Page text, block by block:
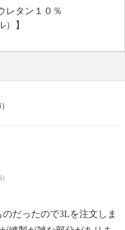
レタン１０％
）】
白不可
移り注意
だったので3Lを注文しま